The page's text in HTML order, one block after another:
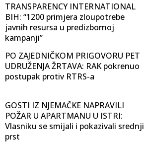
TRANSPARENCY INTERNATIONAL
BIH: “1200 primjera zloupotrebe
javnih resursa u predizbornoj
kampanji”
PO ZAJEDNIČKOM PRIGOVORU PET
UDRUŽENJA ŽRTAVA: RAK pokrenuo
postupak protiv RTRS-a
GOSTI IZ NJEMAČKE NAPRAVILI
POŽAR U APARTMANU U ISTRI:
Vlasniku se smijali i pokazivali srednji
prst